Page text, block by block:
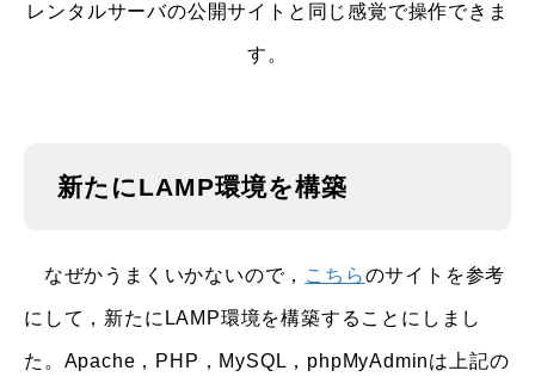
レンタルサーバの公開サイトと同じ感覚で操作できま
す。
新たにLAMP環境を構築
なぜかうまくいかないので， こちらのサイトを参考
にして，新たにLAMP環境を構築することにしまし
た。Apache，PHP，MySQL，phpMyAdminは上記の